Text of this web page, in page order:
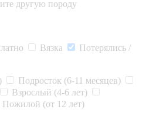
другую породу
Вязка
Потерялись /
Подросток (6-11 месяцев)
Взрослый (4-6 лет)
Пожилой (от 12 лет)